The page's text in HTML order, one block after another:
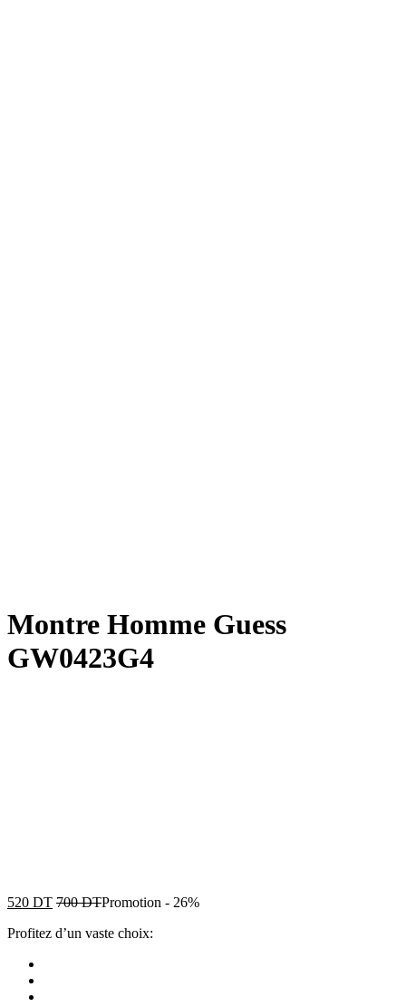
Montre Homme Guess
GW0423G4
520 DT 700DTPromotion - 26%
Profitez d’un vaste choix: